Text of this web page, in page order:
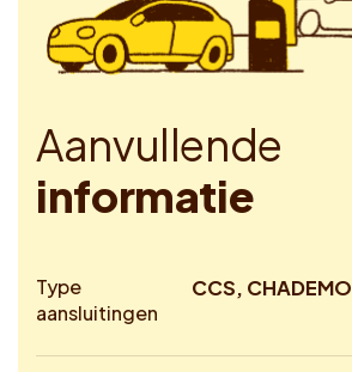
Aanvullende
informatie
Type
aansluitingen
CCS, CHADEMO